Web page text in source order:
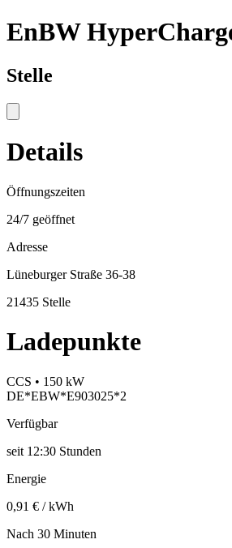
EnBW
Stelle
Details
Öffnungszeiten
24/7 geöffnet
Adresse
Lüneburger Straße 36-38
21435 Stelle
Ladepunkte
CCS • 150 kW
DE*EBW*E903025*2
Verfügbar
seit 12:30 Stunden
Energie
0,91 € / kWh
Nach 30 Minuten